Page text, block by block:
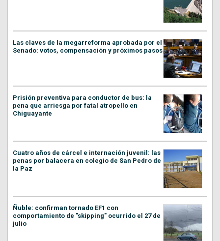
Las claves de la megarreforma aprobada por el
Senado: votos, compensación y próximos pasos
Prisión preventiva para conductor de bus: la
pena que arriesga por fatal atropello en
Chiguayante
Cuatro años de cárcel e internación juvenil: las
penas por balacera en colegio de San Pedro de
la Paz
Ñuble: confirman tornado EF1 con
comportamiento de "skipping" ocurrido el 27 de
julio